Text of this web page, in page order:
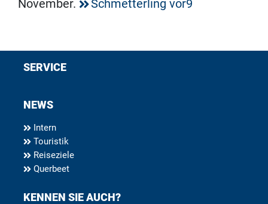
November.
Schmetterling vor9
SERVICE
NEWS
Intern
Touristik
Reiseziele
Querbeet
KENNEN SIE AUCH?